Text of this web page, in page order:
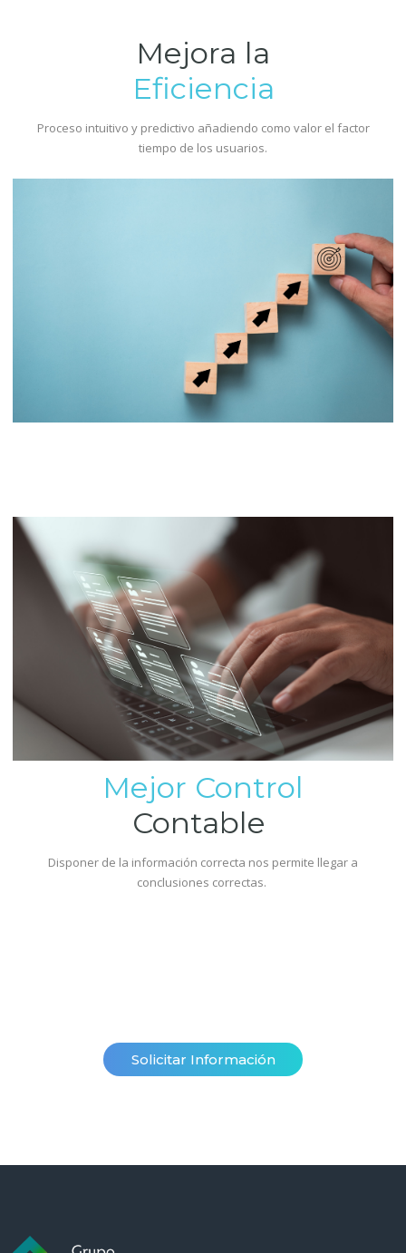
Mejora la
Eficiencia
Proceso intuitivo y predictivo añadiendo como valor el factor
tiempo de los usuarios.
Mejor Control
Contable
Disponer de la información correcta nos permite llegar a
conclusiones correctas.
Solicitar Información